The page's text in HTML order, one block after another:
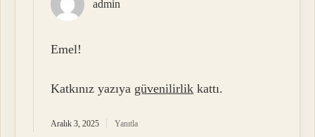
admin
Emel!
Katkınız yazıya güvenilirlik kattı.
Aralık 3, 2025 Yanıtla